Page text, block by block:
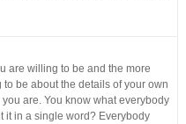
are willing to be and the more
be about the details of your own
are. You know what everybody
it in a single word? Everybody